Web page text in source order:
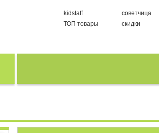
kidstaff
советчица
ТОП товары
скидки